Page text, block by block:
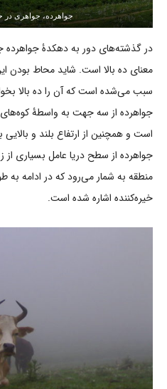
جواهرده، جواهری در
در گذشته‌های دور به دهکدۀ
معنای ده بالا است. شاید محاط بودن
سبب می‌شده است که آن را ده بالا
جواهرده از سه جهت به واسطۀ
جواهرده از سطح دریا عامل بسیاری از
منطقه به شمار می‌رود که در ادامه به
خیره‌کننده اشاره شده است.